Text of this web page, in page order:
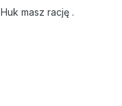
Huk masz rację .